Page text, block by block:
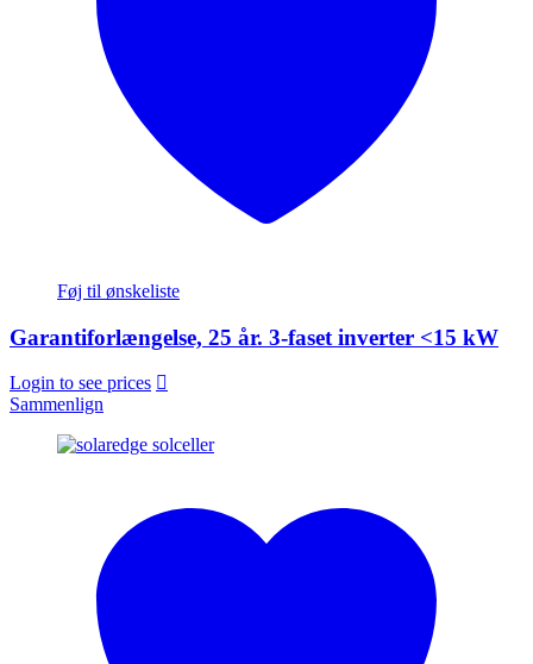
Føj til ønskeliste
Garantiforlængelse, 25 år. 3-faset inverter <15 kW
Login to see prices
Sammenlign